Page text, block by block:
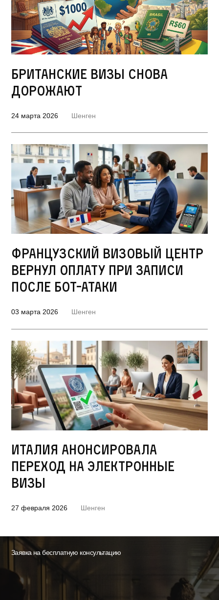
Британские визы снова
дорожают
24 марта 2026 Шенген
Французский визовый центр
вернул оплату при записи
после бот-атаки
03 марта 2026 Шенген
Италия анонсировала
переход на электронные
визы
27 февраля 2026 Шенген
Заявка на бесплатную консультацию